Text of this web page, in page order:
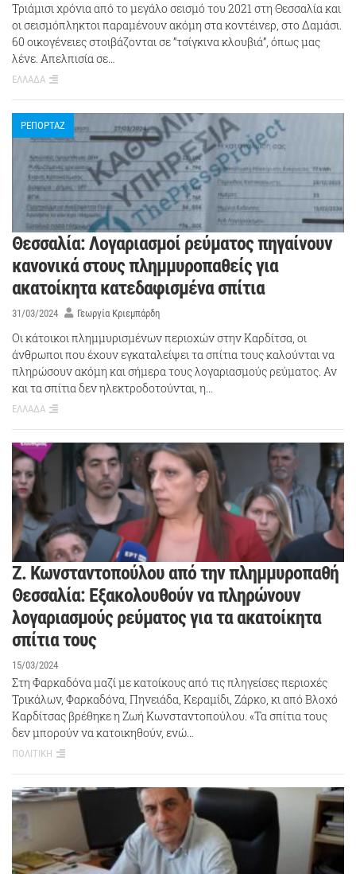
Τριάμισι χρόνια από το μεγάλο σεισμό του 2021 στη Θεσσαλία και
οι σεισμόπληκτοι παραμένουν ακόμη στα κοντέινερ, στο Δαμάσι.
60 οικογένειες στοιβάζονται σε ”τσίγκινα κλουβιά”, όπως μας
λένε. Απελπισία σε…
ΕΛΛΑΔΑ
ΡΕΠΟΡΤΑΖ
Θεσσαλία: Λογαριασμοί ρεύματος πηγαίνουν
κανονικά στους πλημμυροπαθείς για
ακατοίκητα κατεδαφισμένα σπίτια
31/03/2024 Γεωργία Κριεμπάρδη
Οι κάτοικοι πλημμυρισμένων περιοχών στην Καρδίτσα, οι
άνθρωποι που έχουν εγκαταλείψει τα σπίτια τους καλούνται να
πληρώσουν ακόμη και σήμερα τους λογαριασμούς ρεύματος. Αν
και τα σπίτια δεν ηλεκτροδοτούνται, η…
ΕΛΛΑΔΑ
Ζ. Κωνσταντοπούλου από την πλημμυροπαθή
Θεσσαλία: Εξακολουθούν να πληρώνουν
λογαριασμούς ρεύματος για τα ακατοίκητα
σπίτια τους
15/03/2024
Στη Φαρκαδόνα μαζί με κατοίκους από τις πληγείσες περιοχές
Τρικάλων, Φαρκαδόνα, Πηνειάδα, Κεραμίδι, Ζάρκο, κι από Βλοχό
Καρδίτσας βρέθηκε η Ζωή Κωνσταντοπούλου. «Τα σπίτια τους
δεν μπορούν να κατοικηθούν, ενώ…
ΠΟΛΙΤΙΚΗ